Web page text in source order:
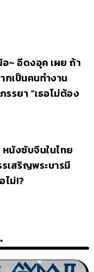
~ อีดงอุค เผย ถ้า
กเป็นคนทำงาน
รรยา “เธอไม่ต้อง
นังซับจีนในไทย
เสริญพระบารมี
ไม่!?